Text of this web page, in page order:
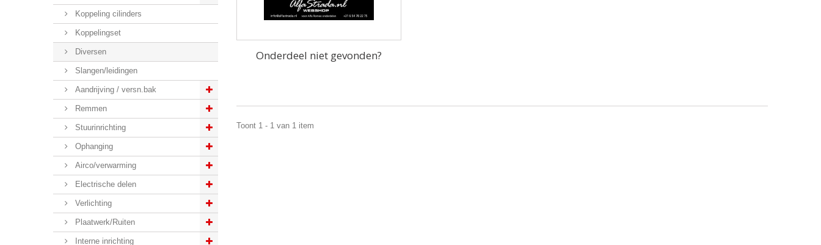
Koppeling cilinders
Koppelingset
Diversen
Slangen/leidingen
Aandrijving / versn.bak
Remmen
Stuurinrichting
Ophanging
Airco/verwarming
Electrische delen
Verlichting
Plaatwerk/Ruiten
Interne inrichting
Onderdeel niet gevonden?
Toont 1 - 1 van 1 item